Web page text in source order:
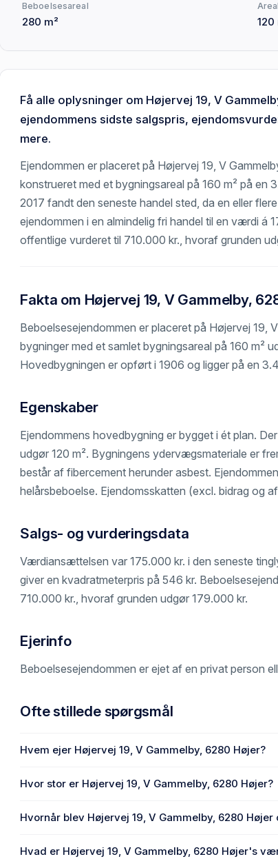
Beboelsesareal
280 m² 120
Få alle oplysninger om Højervej 19, V
ejendommens sidste salgspris,
mere.
Ejendommen er placeret på Højervej 19, V
konstrueret med et bygningsareal på 160 m² på en
2017 fandt den seneste handel sted, da en eller
ejendommen i en almindelig fri handel til en værdi á
offentlige vurderet til 710.000 kr., hvoraf grunden
Fakta om Højervej 19, V Gammelby,
Beboelsesejendommen er placeret på Højervej 19,
bygninger med et samlet bygningsareal på 160 m²
Hovedbygningen er opført i 1906 og ligger på en
Egenskaber
Ejendommens hovedbygning er bygget i ét plan.
udgør 120 m². Bygningens ydervægsmateriale er
består af fibercement herunder asbest.
helårsbeboelse. Ejendomsskatten (excl. bidrag og
Salgs- og vurderingsdata
Værdiansættelsen var 175.000 kr. i den seneste
giver en kvadratmeterpris på 546 kr.
710.000 kr., hvoraf grunden udgør 179.000 kr.
Ejerinfo
Beboelsesejendommen er ejet af en privat person
Ofte stillede spørgsmål
Hvem ejer Højervej 19, V Gammelby, 6280 Højer?
Hvor stor er Højervej 19, V Gammelby, 6280 Højer?
Hvornår blev Højervej 19, V Gammelby, 6280 Højer
Hvad er Højervej 19, V Gammelby, 6280 Højer's